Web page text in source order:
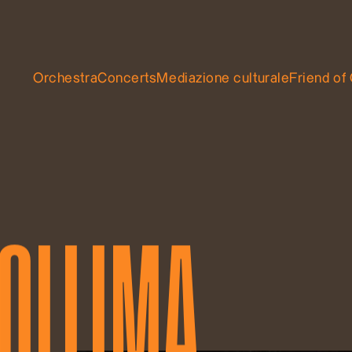
OrchestraConcertsMediazione culturaleFriend of